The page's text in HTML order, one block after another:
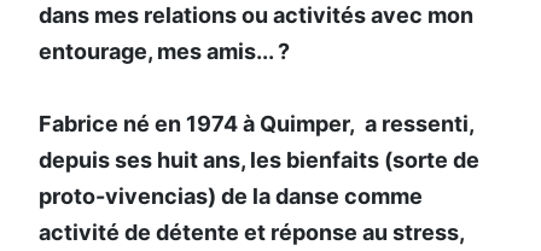
dans mes relations ou activités avec mon
entourage, mes amis... ?
Fabrice né en 1974 à Quimper, a ressenti,
depuis ses huit ans, les bienfaits (sorte de
proto-vivencias) de la danse comme
activité de détente et réponse au stress,